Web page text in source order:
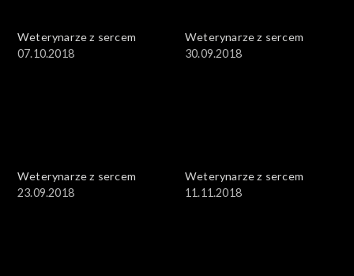
Weterynarze z sercem
07.10.2018
Weterynarze z sercem
30.09.2018
Weterynarze z sercem
23.09.2018
Weterynarze z sercem
11.11.2018